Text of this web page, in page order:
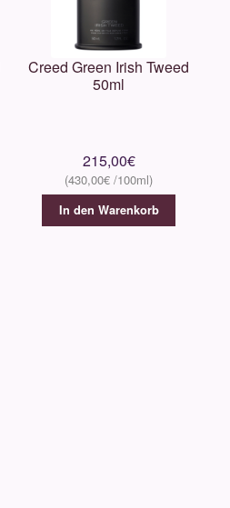
Creed Green Irish Tweed
50ml
215,00€
430,00€
In den Warenkorb